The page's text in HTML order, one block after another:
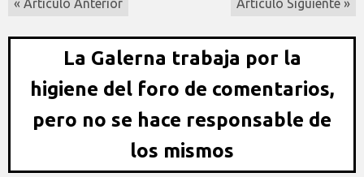
« Artículo Anterior Artículo Siguiente »
La Galerna trabaja por la
higiene del foro de comentarios,
pero no se hace responsable de
los mismos